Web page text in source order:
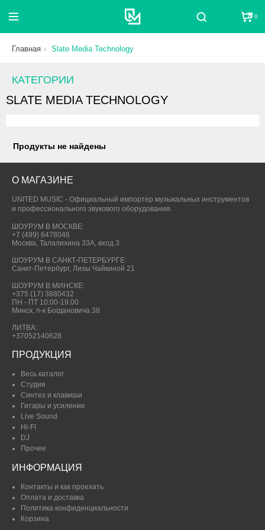
Поиск 0
Главная Slate Media Technology
КАТЕГОРИИ
SLATE MEDIA TECHNOLOGY
Продукты не найдены
О МАГАЗИНЕ
UNITED MUSIC - Официальный импортер музыкальных инструментов
и профессионального звукового оборудования.
ШОУРУМ В МОСКВЕ:
+7 (499) 6478046
Москва, Талалихина 33А, вход 3
ШОУРУМ В САНКТ-ПЕТЕРБУРГЕ:
Санкт-Петербург, Лизы Чайкиной 21
ШОУРУМ В МИНСКЕ:
+375 (17) 3880432
ПН - ПТ 10:00-19.00
Минск, п-к Богдановича 38
ЛИТВА:
+37052140628
ПРОДУКЦИЯ
Весь каталог
Студия
Синтез и клавиши
Гитары и усиление
Live Sound
Hi-FI
DJ
Прочее
ИНФОРМАЦИЯ
Контакты и как проехать
Оплата и доставка
Политика конфиденциальности
Корзина